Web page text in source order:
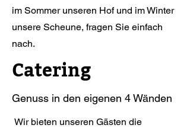
im Sommer unseren Hof und im Winter
unsere Scheune, fragen Sie einfach
nach.
Catering
Genuss in den eigenen 4 Wänden
Wir bieten unseren Gästen die